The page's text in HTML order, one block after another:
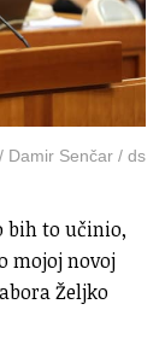
Damir Senčar / ds
bih to učinio,
mojoj novoj
Željko